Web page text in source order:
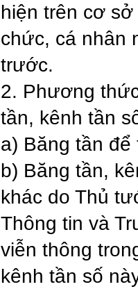
hiện trên cơ
chức, cá nhân
trước.
2. Phương
tần, kênh tần
a) Băng tần
b) Băng tần,
khác do Thủ
Thông tin và
viễn thông
kênh tần số